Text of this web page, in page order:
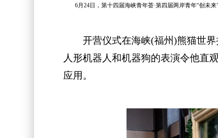
6月24日，第十四届海峡青年荟·第四届两岸青年“创
开营仪式在海峡(福州)熊猫世界
人形机器人和机器狗的表演令他直
应用。